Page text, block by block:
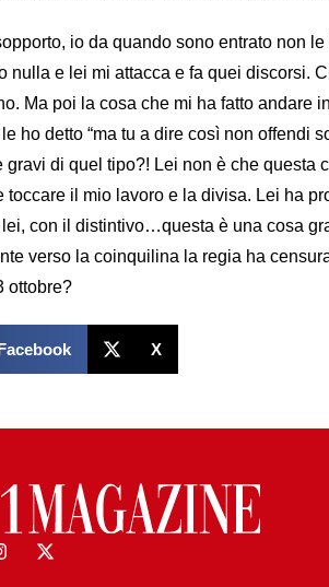
io da quando sono entrato non
nulla e lei mi attacca e fa quei discorsi.
Ma poi la cosa che mi ha fatto andare
ho detto “ma tu a dire così non offendi
gravi di quel tipo?! Lei non è che questa
toccare il mio lavoro e la divisa. Lei ha
con il distintivo…questa è una cosa
verso la coinquilina la regia ha
ottobre?
X